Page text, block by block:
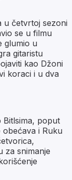
u četvrtoj sezoni
se u filmu
glumio u
gitaristu
kao Džoni
koraci i u dva
Bitlsima, poput
i Ruku
za snimanje